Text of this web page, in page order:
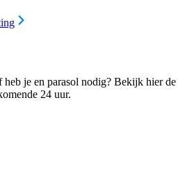
je en parasol nodig? Bekijk hier de
24 uur.